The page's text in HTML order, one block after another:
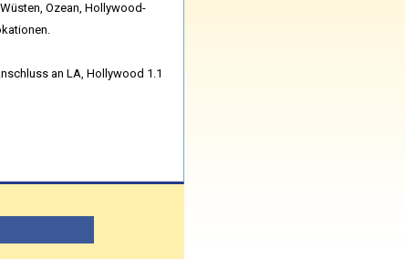
Ozean, Hollywood-
an LA, Hollywood 1.1